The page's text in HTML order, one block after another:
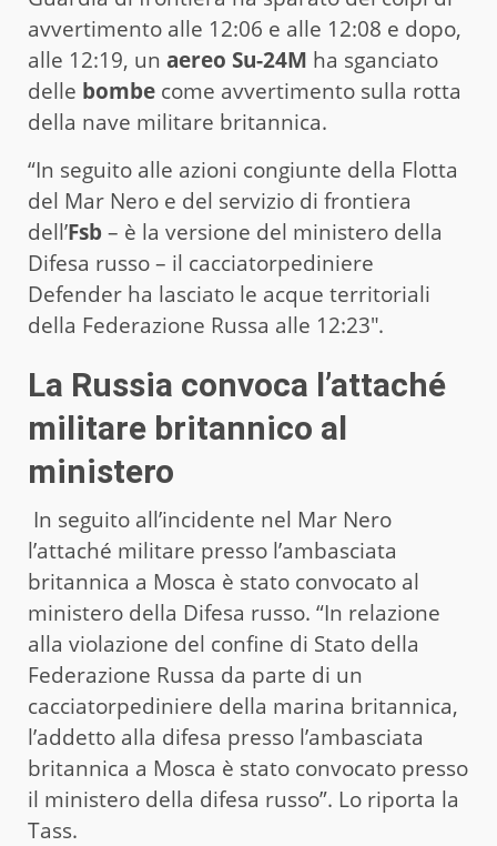
avvertimento alle 12:06 e alle 12:08 e dopo,
alle 12:19, un aereo Su-24M ha sganciato
delle bombe come avvertimento sulla rotta
della nave militare britannica.
“In seguito alle azioni congiunte della Flotta
del Mar Nero e del servizio di frontiera
dell’Fsb– è la versione del ministero della
Difesa russo – il cacciatorpediniere
Defender ha lasciato le acque territoriali
della Federazione Russa alle 12:23″.
La Russia convoca l’attaché
militare britannico al
ministero
In seguito all’incidente nel Mar Nero
l’attaché militare presso l’ambasciata
britannica a Mosca è stato convocato al
ministero della Difesa russo. “In relazione
alla violazione del confine di Stato della
Federazione Russa da parte di un
cacciatorpediniere della marina britannica,
l’addetto alla difesa presso l’ambasciata
britannica a Mosca è stato convocato presso
il ministero della difesa russo”. Lo riporta la
Tass.